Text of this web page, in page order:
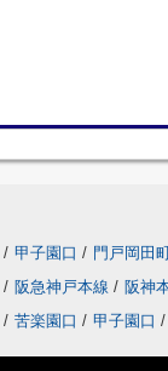
/ 甲子園口 / 門戸岡田
/ 阪急神戸本線 / 阪神
/ 苦楽園口 / 甲子園口 /